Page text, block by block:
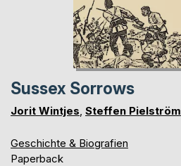
Sussex Sorrows
Jorit Wintjes Steffen Pielström
Geschichte & Biografien
Paperback